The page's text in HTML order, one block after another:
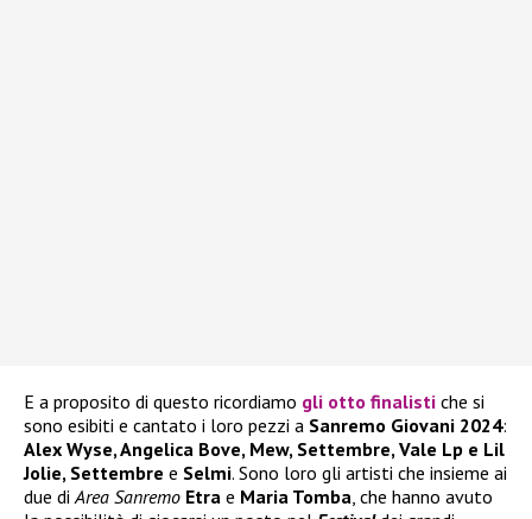
E a proposito di questo ricordiamo gli otto finalisti che si
sono esibiti e cantato i loro pezzi a Sanremo Giovani 2024:
Alex Wyse, Angelica Bove, Mew, Settembre, Vale Lp e Lil
Jolie, Settembre e Selmi. Sono loro gli artisti che insieme ai
due diArea Sanremo Etra e Maria Tomba, che hanno avuto